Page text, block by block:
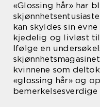
«Glossing hår»
kan skyldes sin
kjedelig og livløst
Ifølge en
kvinnene som
«glossing hår» og
bemerkelsesverdige